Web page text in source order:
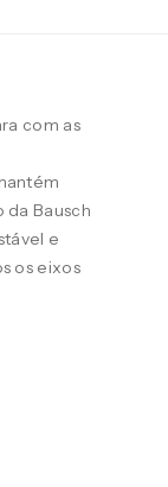
com as
da Bausch
e
os eixos